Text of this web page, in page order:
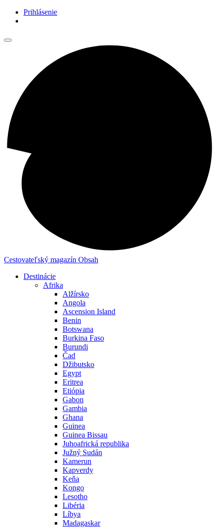
Prihlásenie
Cestovateľský magazín Obsah
Destinácie
Afrika
Alžírsko
Angola
Ascension Island
Benin
Botswana
Burkina Faso
Burundi
Čad
Džibutsko
Egypt
Eritrea
Etiópia
Gabon
Gambia
Ghana
Guinea
Guinea Bissau
Juhoafrická republika
Južný Sudán
Kamerun
Kapverdy
Keňa
Kongo
Lesotho
Libéria
Líbya
Madagaskar